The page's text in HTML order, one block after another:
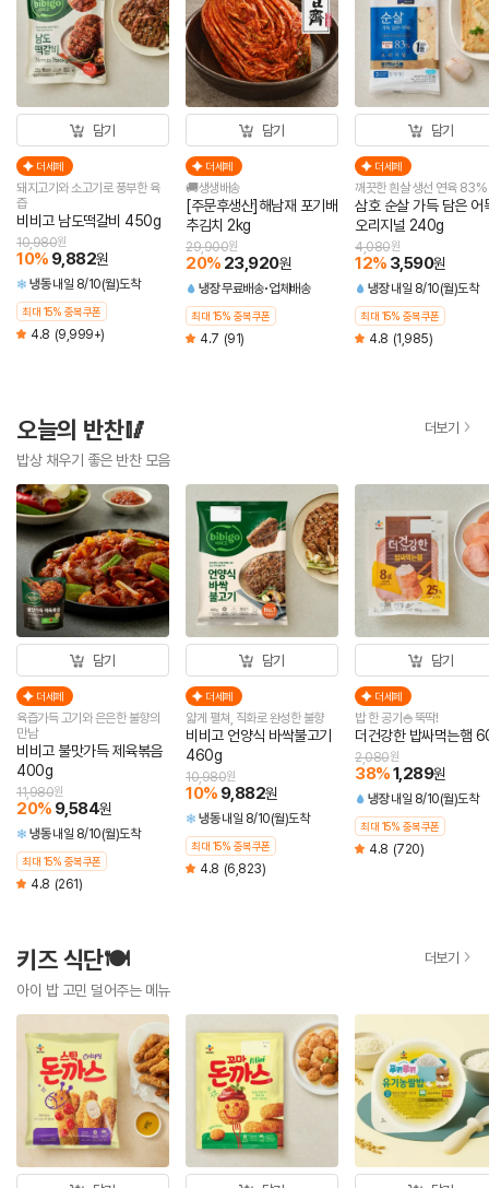
담기
더세페
돼지고기와 소고기로 풍부한 육
즙
비비고 남도떡갈비 450g
10% 9,882원
10,980원
냉동 내일 8/10(월)도착
최대 15% 중복쿠폰
4.8 (9,999+)
담기
더세페
🚚생생배송
[주문후생산]해남재 포기배
추김치 2kg
20% 23,920원
29,900원
냉장무료배송 업체배송
최대 15% 중복쿠폰
4.7 (91)
담기
더세페
깨끗한 흰살 생선 연육 83%
삼호 순살 가득 담은 어
오리지널 240g
12% 3,590원
4,080원
냉장 내일 8/10(월)도착
최대 15% 중복쿠폰
4.8 (1,985)
오늘의 반찬🥢
밥상 채우기 좋은 반찬 모음
더보기
담기
더세페
육즙가득 고기와 은은한 불향의
만남
비비고 불맛가득 제육볶음
400g
20% 9,584원
11,980원
냉동 내일 8/10(월)도착
최대 15% 중복쿠폰
4.8 (261)
담기
더세페
얇게 펼쳐, 직화로 완성한 불향
비비고 언양식 바싹불고기
460g
10% 9,882원
10,980원
냉동 내일 8/10(월)도착
최대 15% 중복쿠폰
4.8 (6,823)
담기
더세페
밥 한 공기🍚뚝딱!
더건강한 밥싸먹는햄
38%1,289원
2,080원
냉장 내일 8/10(월)도착
최대 15% 중복쿠폰
4.8 (720)
키즈 식단🍽️
아이 밥 고민 덜어주는 메뉴
더보기